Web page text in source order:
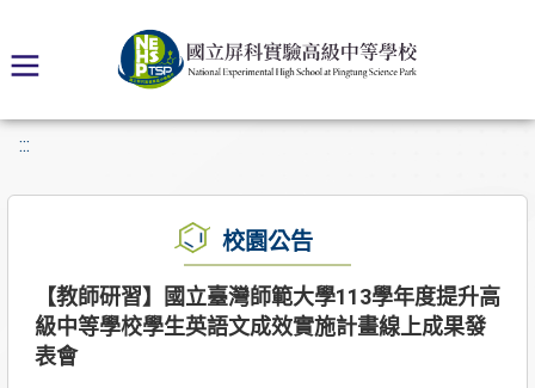
:::
校園公告
【教師研習】國立臺灣師範大學113學年度提升高
級中等學校學生英語文成效實施計畫線上成果發
表會